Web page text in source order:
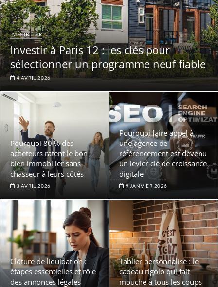
IMMOBILIER
Investir à Paris 12 : les clés pour
sélectionner un programme neuf fiable
4 AVRIL 2026
Pourquoi 80 % des
acheteurs ratent le bon
bien immobilier sans
chasseur à leurs côtés
3 AVRIL 2026
Pourquoi faire appel à
une agence de
référencement est devenu
un levier clé de croissance
digitale
9 JANVIER 2026
Clôture de liquidation :
étapes essentielles et rôle
des annonces légales
Tablier personnalisé : le
cadeau rigolo qui fait
mouche à tous les coups